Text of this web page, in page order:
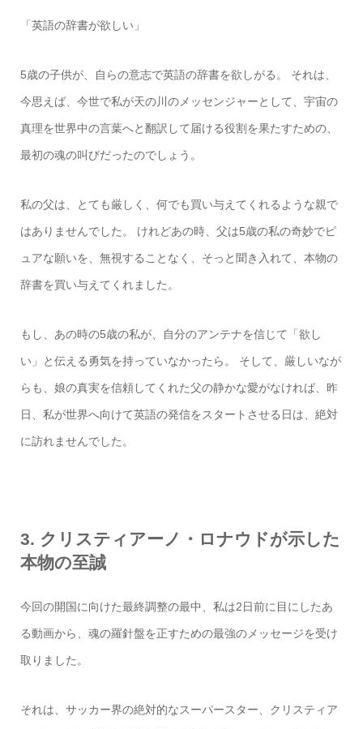
「英語の辞書が欲しい」
5歳の子供が、自らの意志で英語の辞書を欲しがる。 それは、
今思えば、今世で私が天の川のメッセンジャーとして、宇宙の
真理を世界中の言葉へと翻訳して届ける役割を果たすための、
最初の魂の叫びだったのでしょう。
私の父は、とても厳しく、何でも買い与えてくれるような親で
はありませんでした。 けれどあの時、父は5歳の私の奇妙でピ
ュアな願いを、無視することなく、そっと聞き入れて、本物の
辞書を買い与えてくれました。
もし、あの時の5歳の私が、自分のアンテナを信じて「欲し
い」と伝える勇気を持っていなかったら。 そして、厳しいなが
らも、娘の真実を信頼してくれた父の静かな愛がなければ、昨
日、私が世界へ向けて英語の発信をスタートさせる日は、絶対
に訪れませんでした。
3. クリスティアーノ・ロナウドが示した
本物の至誠
今回の開国に向けた最終調整の最中、私は2日前に目にしたあ
る動画から、魂の羅針盤を正すための最強のメッセージを受け
取りました。
それは、サッカー界の絶対的なスーパースター、クリスティア